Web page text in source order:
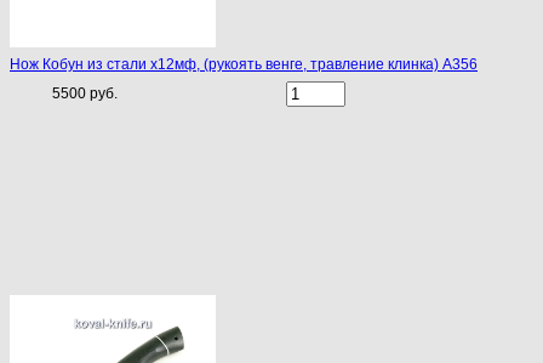
Нож Кобун из стали х12мф, (рукоять венге, травление клинка) A356
5500 руб.